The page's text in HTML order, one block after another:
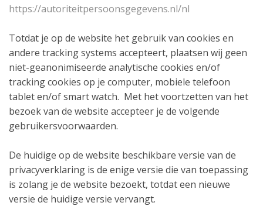
https://autoriteitpersoonsgegevens.nl/nl
Totdat je op de website het gebruik van cookies en
andere tracking systems accepteert, plaatsen wij geen
niet-geanonimiseerde analytische cookies en/of
tracking cookies op je computer, mobiele telefoon
tablet en/of smart watch. Met het voortzetten van het
bezoek van de website accepteer je de volgende
gebruikersvoorwaarden.
De huidige op de website beschikbare versie van de
privacyverklaring is de enige versie die van toepassing
is zolang je de website bezoekt, totdat een nieuwe
versie de huidige versie vervangt.